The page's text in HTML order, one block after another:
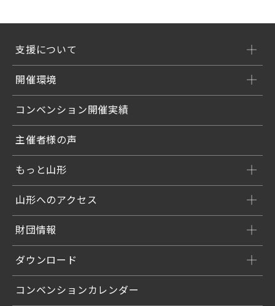
支援について
開催環境
コンベンション開催実績
主催者様の声
もっと山形
山形へのアクセス
財団情報
ダウンロード
コンベンションカレンダー